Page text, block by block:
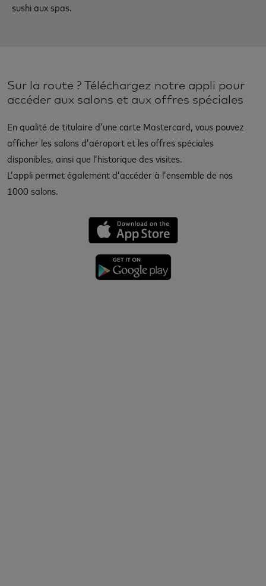
sushi aux spas.
Sur la route ? Téléchargez notre appli pour
accéder aux salons et aux offres spéciales
En qualité de titulaire d’une carte Mastercard, vous pouvez
afficher les salons d’aéroport et les offres spéciales
disponibles, ainsi que l’historique des visites.
L’appli permet également d’accéder à l’ensemble de nos
1000 salons.